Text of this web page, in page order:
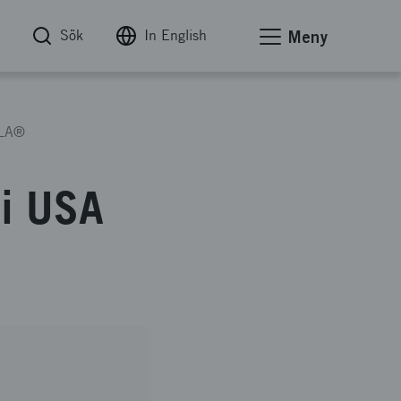
Sök In English Meny
USA